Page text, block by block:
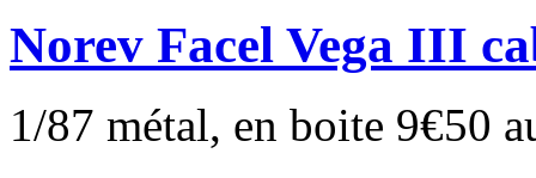
Norev Facel Vega III
1/87 métal, en boite 9€50